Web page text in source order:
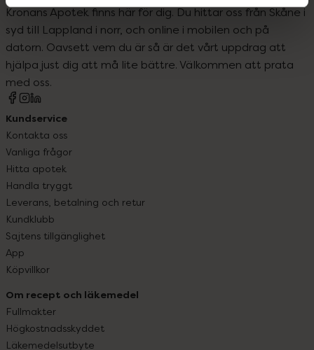
Kronans Apotek finns här för dig. Du hittar oss från Skåne i
syd till Lappland i norr, och online i mobilen och på
datorn. Oavsett vem du är så är det vårt uppdrag att
hjälpa just dig att må lite bättre. Välkommen att prata
med oss.
Kundservice
Kontakta oss
Vanliga frågor
Hitta apotek
Handla tryggt
Leverans, betalning och retur
Kundklubb
Sajtens tillgänglighet
App
Köpvillkor
Om recept och läkemedel
Fullmakter
Högkostnadsskyddet
Läkemedelsutbyte